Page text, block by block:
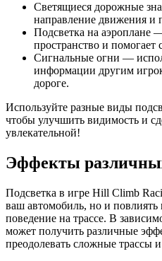
Светящиеся дорожные
направление движения и
Подсветка на аэроплане
пространство и
Сигнальные огни —
информации другим
дороге.
Используйте разные виды
чтобы улучшить видимость и
увлекательной!
Эффекты
Подсветка в игре Hill Climb
ваш автомобиль, но и повлиять
поведение на трассе. В
может получить различные
преодолевать сложные трассы